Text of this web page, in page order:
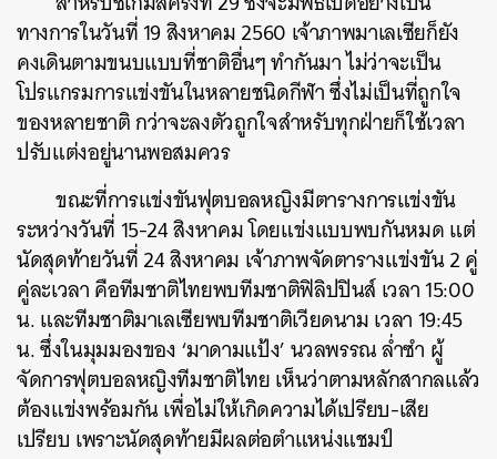
ทางการในวันที่ 19 สิงหาคม 2560 เจ้าภาพมาเลเซียก็ยัง
คงเดินตามขนบแบบที่ชาติอื่นๆ ทำกันมา ไม่ว่าจะเป็น
โปรแกรมการแข่งขันในหลายชนิดกีฬา ซึ่งไม่เป็นที่ถูกใจ
ของหลายชาติ กว่าจะลงตัวถูกใจสำหรับทุกฝ่ายก็ใช้เวลา
ปรับแต่งอยู่นานพอสมควร
ขณะที่การแข่งขันฟุตบอลหญิงมีตารางการแข่งขัน
ระหว่างวันที่ 15-24 สิงหาคม โดยแข่งแบบพบกันหมด แต่
นัดสุดท้ายวันที่ 24 สิงหาคม เจ้าภาพจัดตารางแข่งขัน 2 คู่
คู่ละเวลา คือทีมชาติไทยพบทีมชาติฟิลิปปินส์ เวลา 15:00
น. และทีมชาติมาเลเซียพบทีมชาติเวียดนาม เวลา 19:45
น. ซึ่งในมุมมองของ ‘มาดามแป้ง’ นวลพรรณ ล่ำซำ ผู้
จัดการฟุตบอลหญิงทีมชาติไทย เห็นว่าตามหลักสากลแล้ว
ต้องแข่งพร้อมกัน เพื่อไม่ให้เกิดความได้เปรียบ-เสีย
เปรียบ เพราะนัดสุดท้ายมีผลต่อตำแหน่งแชมป์